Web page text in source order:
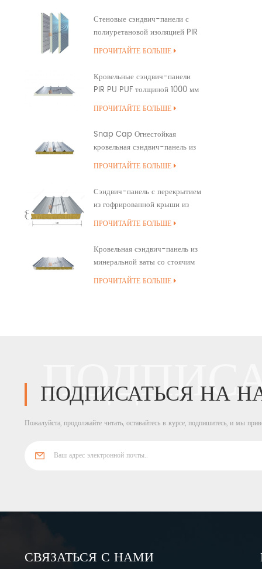
кромок
Стеновые сэндвич-панели с
полиуретановой изоляцией PIR
PUR PU
ПРОЧИТАЙТЕ БОЛЬШЕ
Кровельные сэндвич-панели
PIR PU PUF толщиной 1000 мм
с перекрытием
ПРОЧИТАЙТЕ БОЛЬШЕ
Snap Cap Огнестойкая
кровельная сэндвич-панель из
минеральной ваты
ПРОЧИТАЙТЕ БОЛЬШЕ
Сэндвич-панель с перекрытием
из гофрированной крыши из
минеральной ваты
ПРОЧИТАЙТЕ БОЛЬШЕ
Кровельная сэндвич-панель из
минеральной ваты со стоячим
швом и полиуретановым
ПРОЧИТАЙТЕ БОЛЬШЕ
ПОДПИСАТЬСЯ НА
Пожалуйста, продолжайте читать, оставайтесь в курсе, подпишитесь, и мы
СВЯЗАТЬСЯ С НАМИ